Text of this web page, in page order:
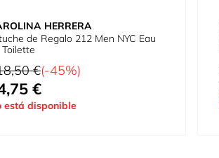
HERRERA
de Regalo 212 Men NYC Eau
habitual
€(-45%)
bajo como
€
está disponible